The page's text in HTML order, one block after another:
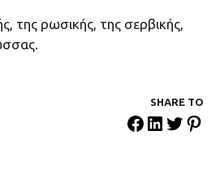
της ρωσικής, της σερβικής,
SHARE ΤΟ